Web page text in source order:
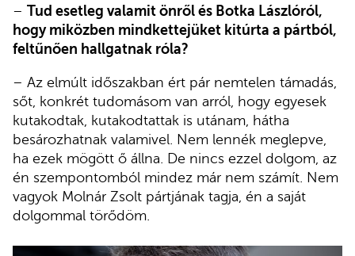
– Tud esetleg valamit önről és Botka Lászlóról,
hogy miközben mindkettejüket kitúrta a pártból,
feltűnően hallgatnak róla?
– Az elmúlt időszakban ért pár nemtelen támadás,
sőt, konkrét tudomásom van arról, hogy egyesek
kutakodtak, kutakodtattak is utánam, hátha
besározhatnak valamivel. Nem lennék meglepve,
ha ezek mögött ő állna. De nincs ezzel dolgom, az
én szempontomból mindez már nem számít. Nem
vagyok Molnár Zsolt pártjának tagja, én a saját
dolgommal törődöm.